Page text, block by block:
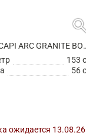
КАШПО CAPI
153
56
ожидается